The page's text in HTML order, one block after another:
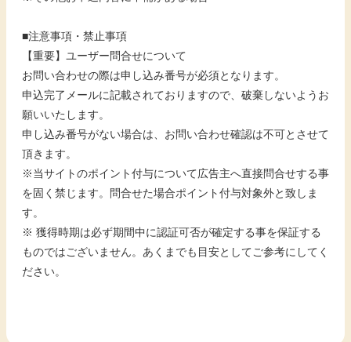
■注意事項・禁止事項
【重要】ユーザー問合せについて
お問い合わせの際は申し込み番号が必須となります。
申込完了メールに記載されておりますので、破棄しないようお
願いいたします。
申し込み番号がない場合は、お問い合わせ確認は不可とさせて
頂きます。
※当サイトのポイント付与について広告主へ直接問合せする事
を固く禁じます。問合せた場合ポイント付与対象外と致しま
す。
※ 獲得時期は必ず期間中に認証可否が確定する事を保証する
ものではございません。あくまでも目安としてご参考にしてく
ださい。